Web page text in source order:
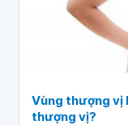
Vùng thượng vị
thượng vị?